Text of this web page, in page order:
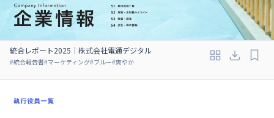
統合レポート2025｜株式会社電通デジタル
#統合報告書#マーケティング#ブルー#爽やか